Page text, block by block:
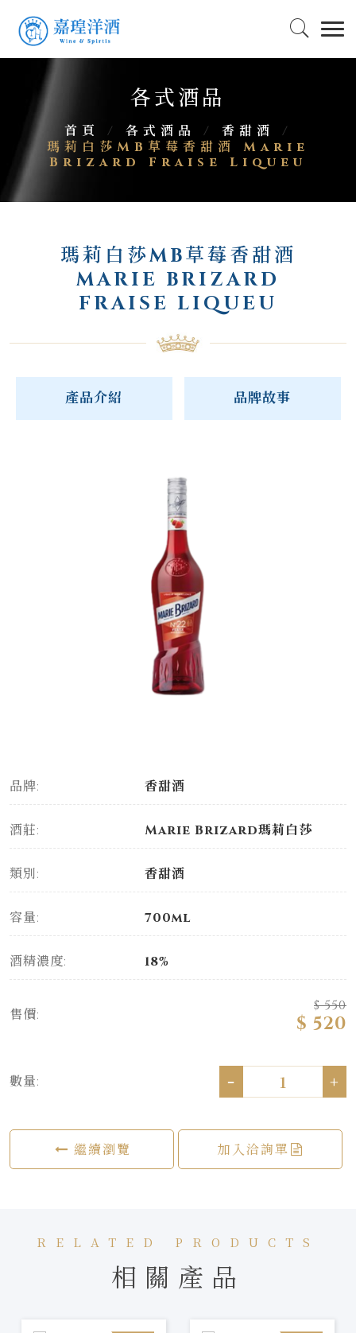
各式酒品
首頁 / 各式酒品 / 香甜酒
/
瑪莉白莎MB草莓香甜酒 Marie
Brizard Fraise Liqueu
瑪莉白莎MB草莓香甜酒
MARIE BRIZARD
FRAISE LIQUEU
產品介紹 品牌故事
品牌: 香甜酒
酒莊: Marie Brizard瑪莉白莎
類別: 香甜酒
容量: 700ml
酒精濃度: 18%
售價:
$ 550
$ 520
數量: - +
繼續瀏覽 加入洽詢單
RELATED PRODUCTS
相關產品